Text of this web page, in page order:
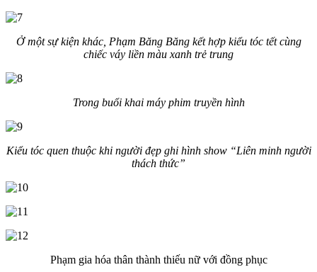
Ở một sự kiện khác, Phạm Băng Băng kết hợp kiểu tóc tết cùng
chiếc váy liền màu xanh trẻ trung
Trong buổi khai máy phim truyền hình
Kiểu tóc quen thuộc khi người đẹp ghi hình show “Liên minh người
thách thức”
Phạm gia hóa thân thành thiếu nữ với đồng phục